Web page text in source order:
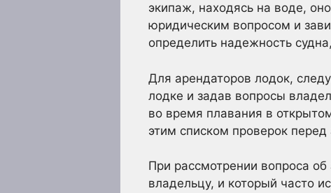
экипаж, находясь на воде,
юридическим вопросом и
определить надежность
Для арендаторов лодок,
лодке и задав вопросы
во время плавания в
этим списком проверок перед
При рассмотрении вопроса
владельцу, и который часто